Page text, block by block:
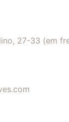
27-33 (em